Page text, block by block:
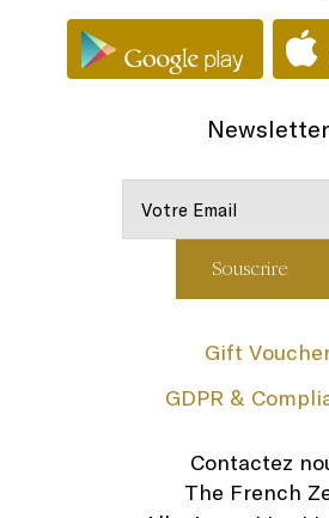
Newsletter
Gift
GDPR &
Contactez
The French